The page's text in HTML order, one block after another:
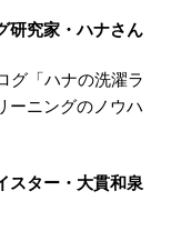
研究家・ハナさん
グ「ハナの洗濯ラ
ーニングのノウハ
スター・大貫和泉